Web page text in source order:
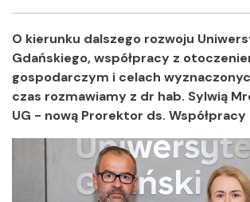
O kierunku dalszego rozwoju
Gdańskiego, współpracy z
gospodarczym i celach
czas rozmawiamy z dr hab. Sylwią
UG - nową Prorektor ds. Współpracy